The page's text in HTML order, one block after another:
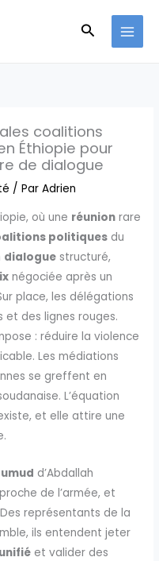
coalitions
Éthiopie pour
de dialogue
/ ParAdrien
où une réunion rare
politiques du
dialogue structuré,
négociée après un
place, les délégations
des lignes rouges.
: réduire la violence
Les médiations
se greffent en
L’équation
et elle attire une
d’Abdallah
proche de l’armée, et
représentants de la
ils entendent jeter
et valider des